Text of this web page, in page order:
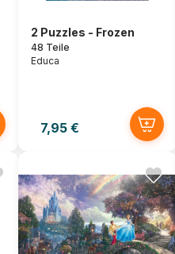
2 Puzzles - Frozen
48 Teile
Educa
7,95 €